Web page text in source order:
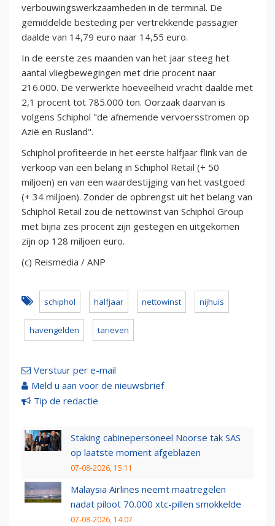
verbouwingswerkzaamheden in de terminal. De
gemiddelde besteding per vertrekkende passagier
daalde van 14,79 euro naar 14,55 euro.
In de eerste zes maanden van het jaar steeg het
aantal vliegbewegingen met drie procent naar
216.000. De verwerkte hoeveelheid vracht daalde met
2,1 procent tot 785.000 ton. Oorzaak daarvan is
volgens Schiphol "de afnemende vervoersstromen op
Azië en Rusland".
Schiphol profiteerde in het eerste halfjaar flink van de
verkoop van een belang in Schiphol Retail (+ 50
miljoen) en van een waardestijging van het vastgoed
(+ 34 miljoen). Zonder de opbrengst uit het belang van
Schiphol Retail zou de nettowinst van Schiphol Group
met bijna zes procent zijn gestegen en uitgekomen
zijn op 128 miljoen euro.
(c) Reismedia / ANP
schiphol halfjaar nettowinst nijhuis
havengelden tarieven
Verstuur per e-mail
Meld u aan voor de nieuwsbrief
Tip de redactie
Staking cabinepersoneel Noorse tak SAS
op laatste moment afgeblazen
07-08-2026, 15:11
Malaysia Airlines neemt maatregelen
nadat piloot 70.000 xtc-pillen smokkelde
07-08-2026, 14:07